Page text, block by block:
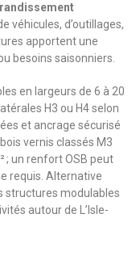
véhicules, d’outillages,
apportent une
besoins saisonniers.
en largeurs de 6 à 20
H3 ou H4 selon
et ancrage sécurisé
vernis classés M3
; un renfort OSB peut
requis. Alternative
structures modulables
autour de L’Isle-